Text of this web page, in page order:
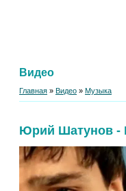
Видео
Главная » Видео » Музыка
Юрий Шатунов -